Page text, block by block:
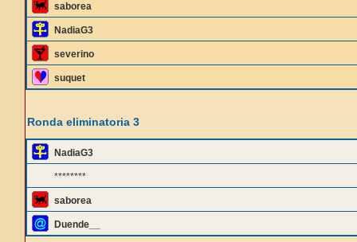
saborea
NadiaG3
severino
suquet
Ronda eliminatoria 3
NadiaG3
********
saborea
Duende__